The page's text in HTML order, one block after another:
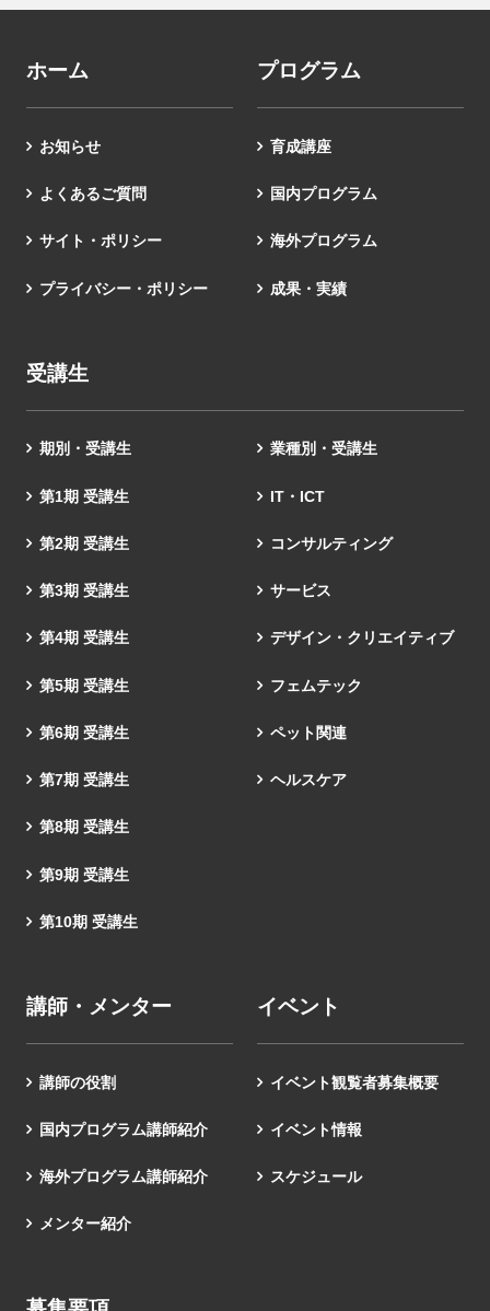
ホーム
お知らせ
よくあるご質問
サイト・ポリシー
プライバシー・ポリシー
プログラム
育成講座
国内プログラム
海外プログラム
成果・実績
受講生
期別・受講生
第1期 受講生
第2期 受講生
第3期 受講生
第4期 受講生
第5期 受講生
第6期 受講生
第7期 受講生
第8期 受講生
第9期 受講生
第10期 受講生
業種別・受講生
IT・ICT
コンサルティング
サービス
デザイン・クリエイティブ
フェムテック
ペット関連
ヘルスケア
講師・メンター
講師の役割
国内プログラム講師紹介
海外プログラム講師紹介
メンター紹介
イベント
イベント観覧者募集概要
イベント情報
スケジュール